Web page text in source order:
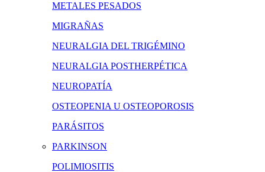
METALES PESADOS
MIGRAÑAS
NEURALGIA DEL TRIGÉMINO
NEURALGIA POSTHERPÉTICA
NEUROPATÍA
OSTEOPENIA U OSTEOPOROSIS
PARÁSITOS
PARKINSON
POLIMIOSITIS